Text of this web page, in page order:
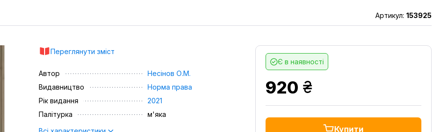
Артикул: 153925
Переглянути зміст
Автор
Несінов О.М.
Видавництво
Норма права
Рік видання
2021
Палітурка
м'яка
Є в наявності
920 грн.
Купити